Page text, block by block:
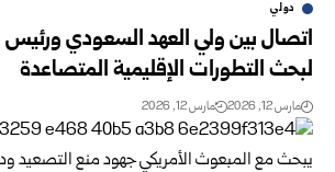
دولي
اتصال بين ولي العهد السعودي ورئيس
لبحث التطورات الإقليمية المتصاعدة
مارس 12, 2026 مارس 12, 2026